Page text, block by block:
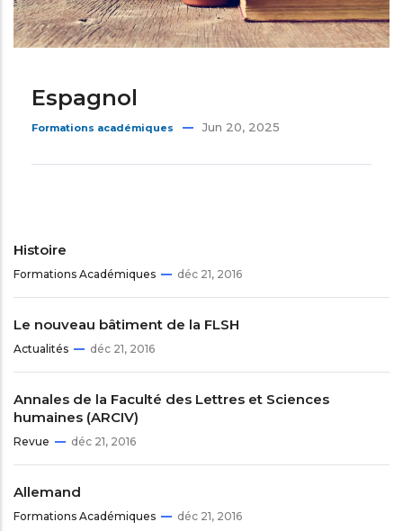
Espagnol
Formations académiques Jun 20, 2025
Histoire
Formations Académiques déc 21, 2016
Le nouveau bâtiment de la FLSH
Actualités déc 21, 2016
Annales de la Faculté des Lettres et Sciences
humaines (ARCIV)
Revue déc 21, 2016
Allemand
Formations Académiques déc 21, 2016